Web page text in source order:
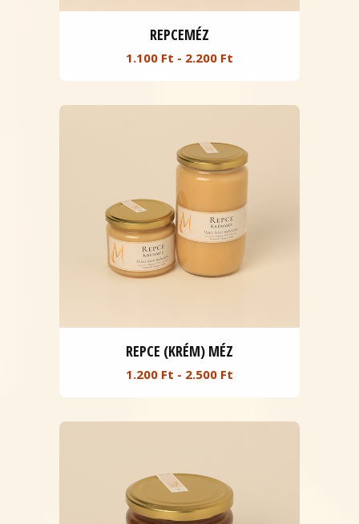
REPCEMÉZ
1.100 Ft - 2.200 Ft
REPCE (KRÉM) MÉZ
1.200 Ft - 2.500 Ft